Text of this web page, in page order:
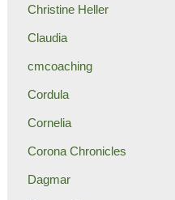
Christine Heller
Claudia
cmcoaching
Cordula
Cornelia
Corona Chronicles
Dagmar